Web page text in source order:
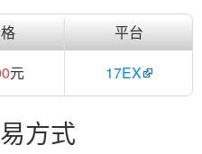
平台
元 17EX
方式